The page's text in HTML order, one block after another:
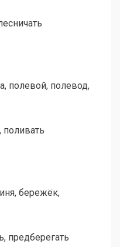
полевой, полевод,
поливать
бережёк,
предберегать